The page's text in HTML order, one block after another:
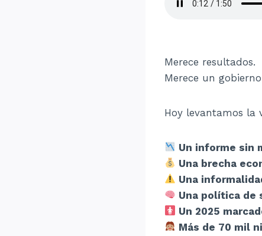
Merece resultados.
Merece un
Hoy levantamos la
Un informe sin
Una brecha
Una
Una política de
Un 2025
Más de 70 mil